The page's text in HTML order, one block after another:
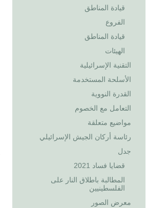
قيادة المناطق
الفروع
قيادة المناطق
الهيئات
التقنية الإسرائيلية
الأسلحة المستخدمة
القدرة النووية
التعامل مع الخصوم
مواضيع متعلقة
رئاسة أركان الجيش الإسرائيلي
جدل
قضايا فساد 2021
المطالبة باطلاق النار على
الفلسطينيين
معرض الصور